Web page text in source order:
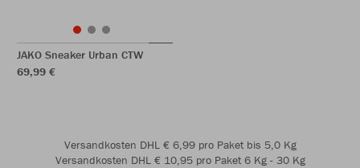
JAKO Sneaker Urban CTW
69,99 €
Versandkosten DHL € 6,99 pro Paket bis 5,0 Kg
Versandkosten DHL € 10,95 pro Paket 6 Kg - 30 Kg